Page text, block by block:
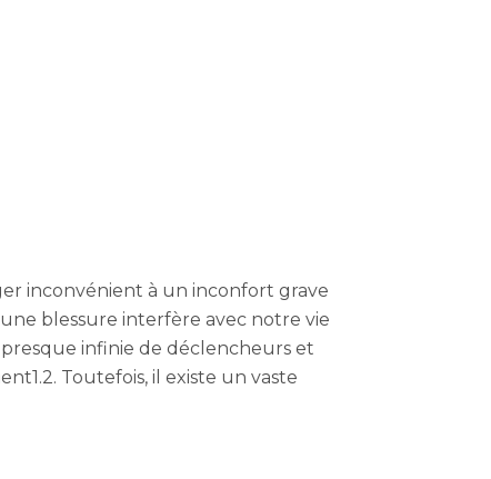
inconvénient à un inconfort grave
blessure interfère avec notre vie
infinie de déclencheurs et
Toutefois, il existe un vaste